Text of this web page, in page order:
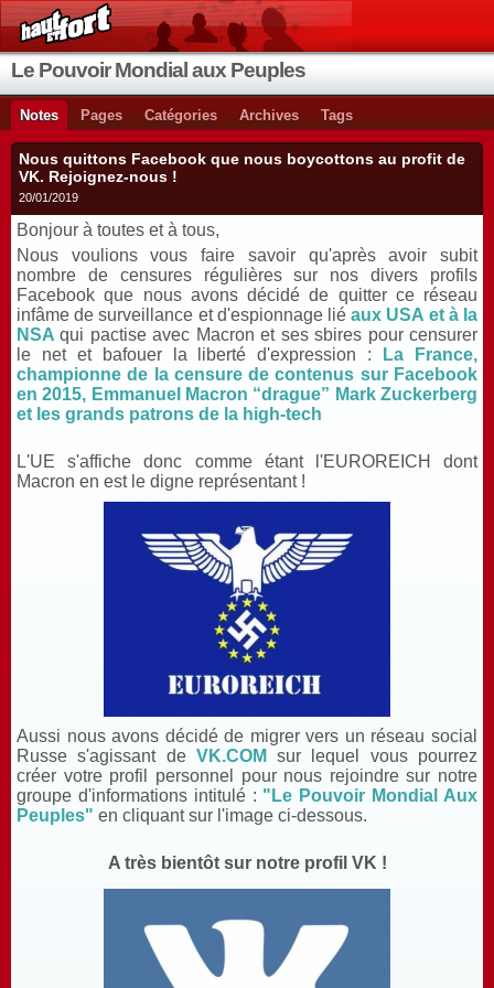
Le Pouvoir Mondial aux Peuples
Notes Pages Catégories Archives Tags
Nous quittons Facebook que nous boycottons au profit de
VK. Rejoignez-nous !
20/01/2019
Bonjour à toutes et à tous,
Nous voulions vous faire savoir qu'après avoir subit
nombre de censures régulières sur nos divers profils
Facebook que nous avons décidé de quitter ce réseau
infâme de surveillance et d'espionnage liéaux USA et à la
NSAqui pactise avec Macron et ses sbires pour censurer
le net et bafouer la liberté d'expression :
La France,
championne de la censure de contenus sur Facebook
en 2015, Emmanuel Macron “drague” Mark Zuckerberg
et les grands patrons de la high-tech
L'UE s'affiche donc comme étant l'EUROREICH dont
Macron en est le digne représentant !
Aussi nous avons décidé de migrer vers un réseau social
Russe s'agissant de VK.COM
sur lequel vous pourrez
créer votre profil
personnel pour nous rejoindre sur notre
groupe d'informations intitulé : "Le Pouvoir Mondial Aux
Peuples" en cliquant sur l'image ci-dessous.
A très bientôt sur notre profil VK !